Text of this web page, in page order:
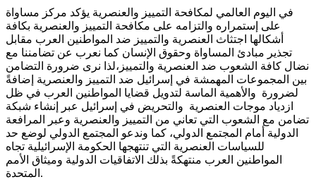
في اليوم العالمي لمكافحة التمييز والعنصرية يؤكد مركز مساواة
على إستمراره والتزامه على مكافحة التمييز والعنصرية بكافة
أشكالها اجتثاث العنصرية والتمييز ضد المواطنين العرب مقابل
تجذير مبادئ المساواة وحقوق الإنسان كما نعرب عن تضامننا مع
نضال كافة الشعوب ضد العنصرية والتمييز،لذا نرى ضرورة التضامن
بين المجموعات المهمشة في إسرائيل ضد التمييز والعنصرية إضافةً
لضرورة والأهمية الماسة لتدويل قضايا المواطنين العرب في ظل
ازدياد موجات العنصرية والتحريض في إسرائيل عبر إنشاء شبكة
تضامن مع الشعوب التي تعاني من التمييز والعنصرية وعبر المرافعة
الدولية أمام المجتمع الدولي، كما وندعو المجتمع الدولي لوضع حد
للسياسات العنصرية التي تنتهجها الحكومة الإسرائيلية تجاه
المواطنين العرب منتهكةً بذلك الاتفاقيات الدولية وميثاق الأمم
المتحدة.